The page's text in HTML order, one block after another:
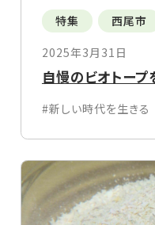
特集
西尾市
2025年3月31日
自慢のビオトー
#新しい時代を生きる